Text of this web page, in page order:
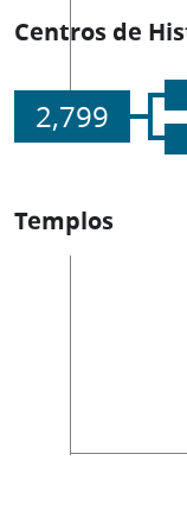
Centros de
2,799
Templos